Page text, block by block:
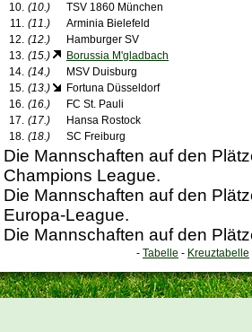
10. (10.)
TSV 1860 München
11. (11.)
Arminia Bielefeld
12. (12.)
Hamburger SV
13. (15.)
Borussia M'gladbach
14. (14.)
MSV Duisburg
15. (13.)
Fortuna Düsseldorf
16. (16.)
FC St. Pauli
17. (17.)
Hansa Rostock
18. (18.) SC Freiburg
Die Mannschaften auf den
Champions League.
Die Mannschaften auf den
Europa-League.
Die Mannschaften auf den
- Tabelle - Kreuztabelle